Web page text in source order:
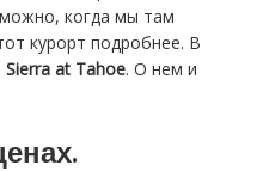
когда мы там
курорт подробнее. В
Sierra at Tahoe. О нем и